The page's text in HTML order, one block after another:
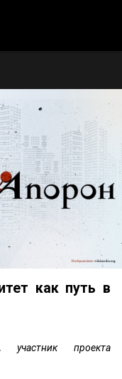
как путь в
проекта